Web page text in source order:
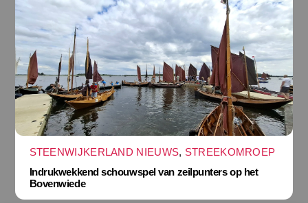
STEENWIJKERLAND NIEUWS, STREEKOMROEP
Indrukwekkend schouwspel van zeilpunters op het
Bovenwiede